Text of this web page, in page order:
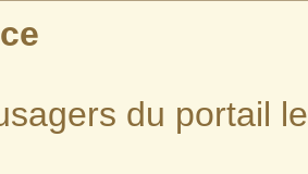
du portail